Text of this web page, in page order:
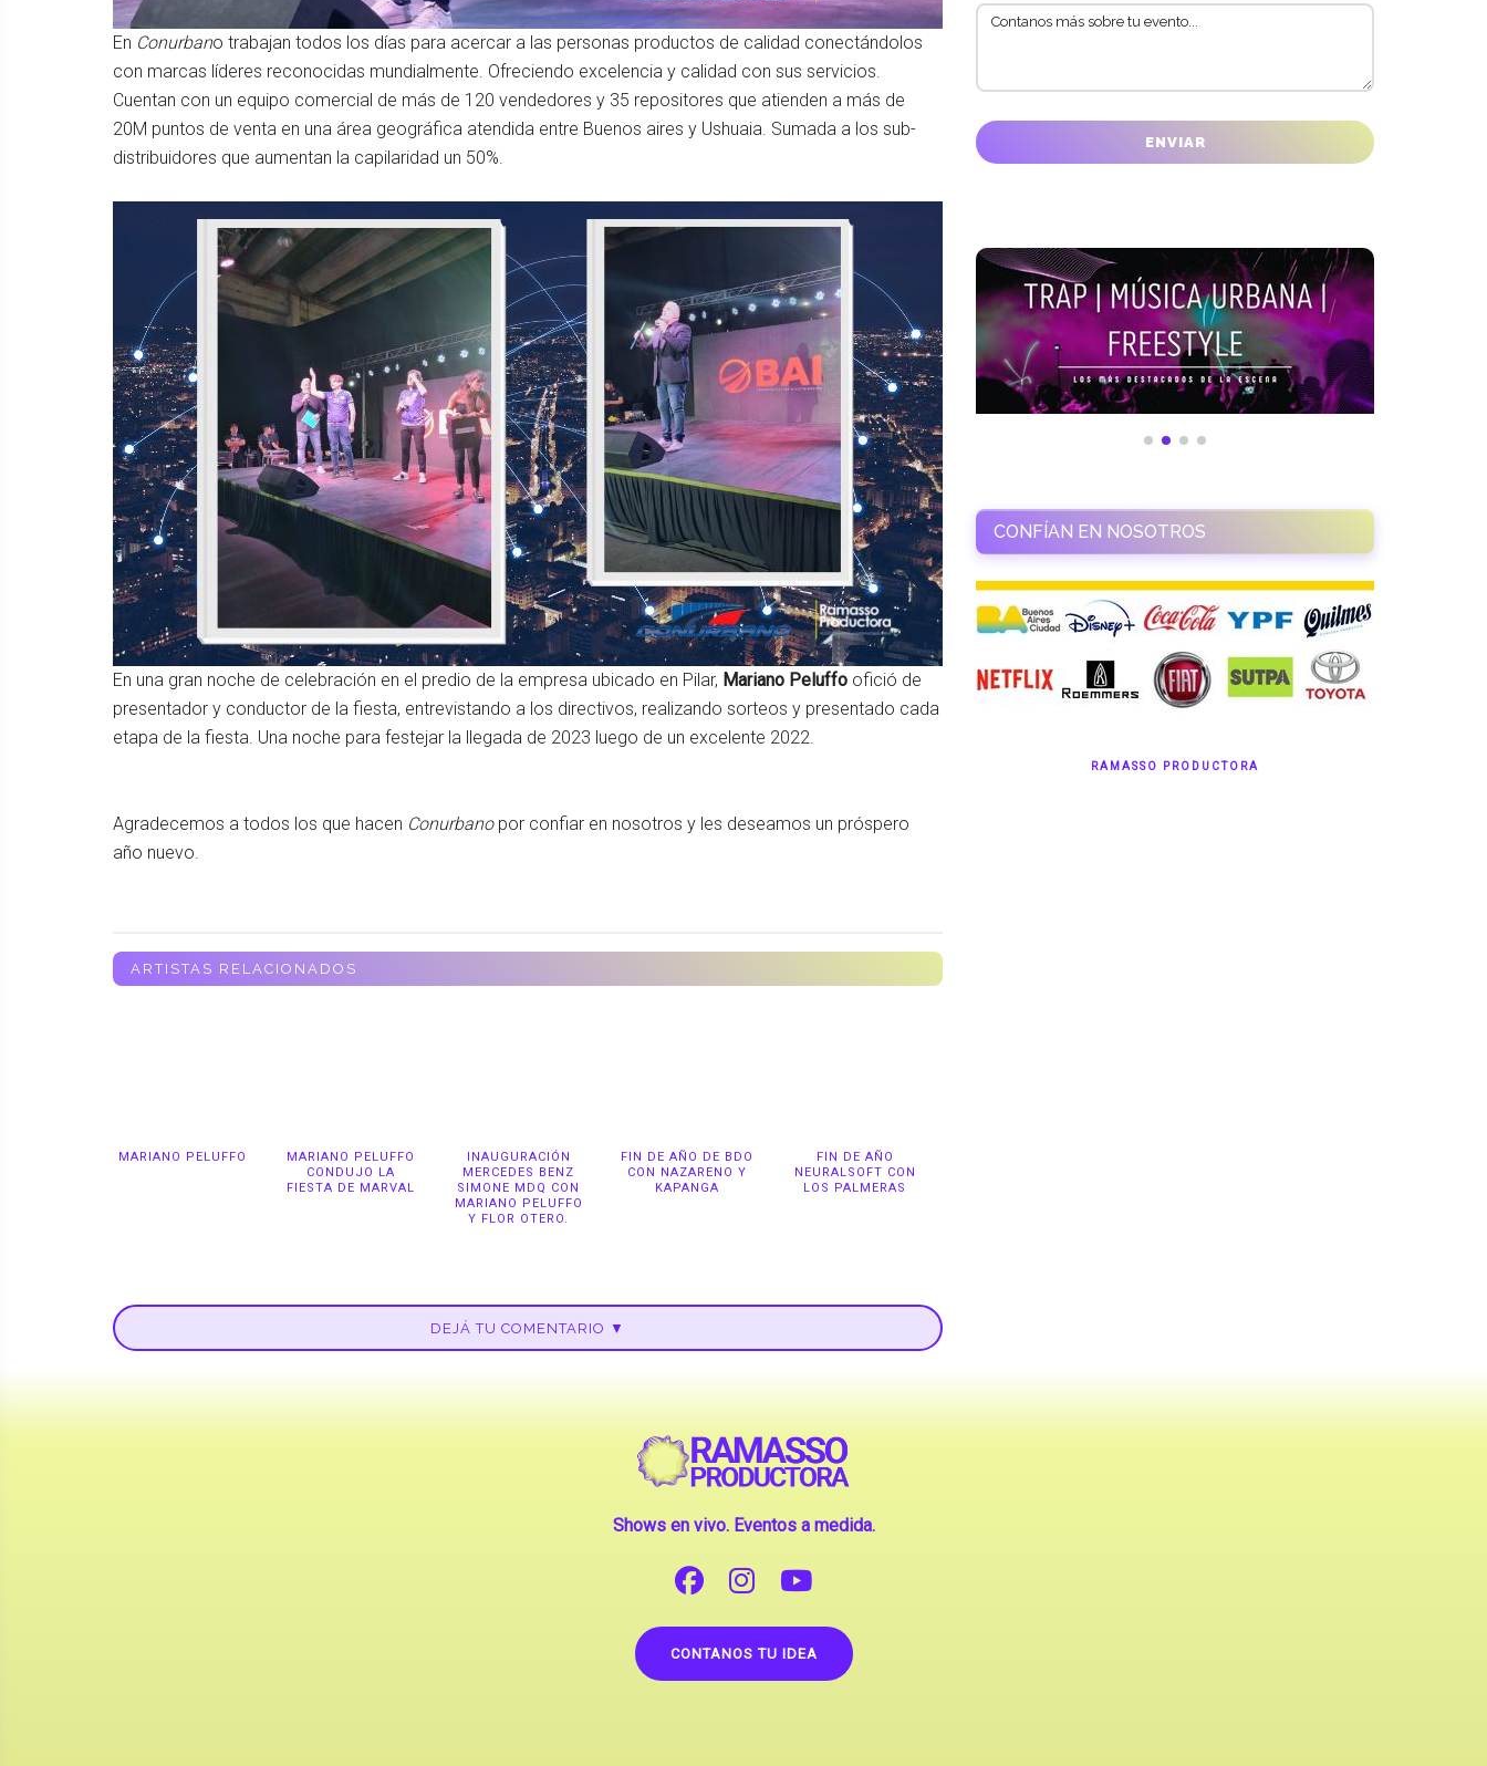
En Conurbano trabajan todos los días para acercar a las personas productos de calidad conectándolos
con marcas líderes reconocidas mundialmente. Ofreciendo excelencia y calidad con sus servicios.
Cuentan con un equipo comercial de más de 120 vendedores y 35 repositores que atienden a más de
20M puntos de venta en una área geográfica atendida entre Buenos aires y Ushuaia. Sumada a los sub-
distribuidores que aumentan la capilaridad un 50%.
En una gran noche de celebración en el predio de la empresa ubicado en Pilar, Mariano Peluffo ofició de
presentador y conductor de la fiesta, entrevistando a los directivos, realizando sorteos y presentado cada
etapa de la fiesta. Una noche para festejar la llegada de 2023 luego de un excelente 2022.
Agradecemos a todos los que hacen Conurbanopor confiar en nosotros y les deseamos un próspero
año nuevo.
ARTISTAS RELACIONADOS
MARIANO PELUFFO
MARIANO PELUFFO
CONDUJO LA
FIESTA DE MARVAL
INAUGURACIÓN
MERCEDES BENZ
SIMONE MDQ CON
MARIANO PELUFFO
Y FLOR OTERO.
FIN DE AÑO DE BDO
CON NAZARENO Y
KAPANGA
FIN DE AÑO
NEURALSOFT CON
LOS PALMERAS
DEJÁ TU COMENTARIO ▼
CONFÍAN EN NOSOTROS
RAMASSO PRODUCTORA
Shows en vivo. Eventos a medida.
CONTANOS TU IDEA